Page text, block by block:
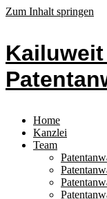
Zum Inhalt springen
Home
Kanzlei
Team